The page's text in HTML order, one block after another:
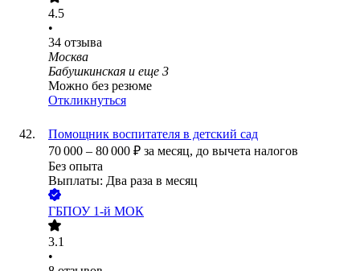
4.5
•
34 отзыва
Москва
Бабушкинская и еще 3
Можно без резюме
Откликнуться
Помощник воспитателя в детский сад
70 000 – 80 000 ₽ за месяц, до вычета налогов
Без опыта
Выплаты: Два раза в месяц
ГБПОУ 1-й МОК
3.1
•